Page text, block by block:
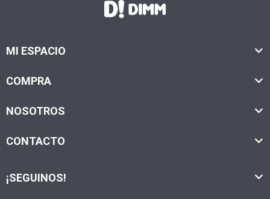
MI ESPACIO
COMPRA
NOSOTROS
CONTACTO
¡SEGUINOS!